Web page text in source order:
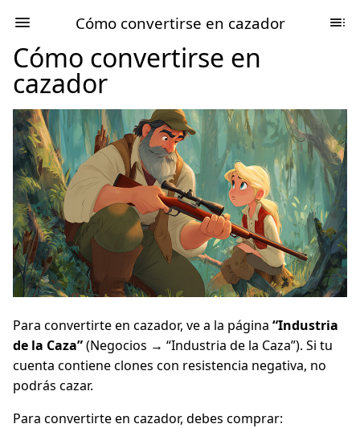
Cómo convertirse en cazador
Cómo convertirse en
cazador
Para convertirte en cazador, ve a la página “Industria
de la Caza”(Negocios → “Industria de la Caza”). Si tu
cuenta contiene clones con resistencia negativa, no
podrás cazar.
Para convertirte en cazador, debes comprar: